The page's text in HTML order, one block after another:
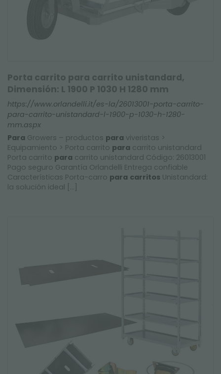
Porta carrito para carrito unistandard,
Dimensión: L 1900 P 1030 H 1280 mm
https://www.orlandelli.it/es-la/26013001-porta-carrito-
para-carrito-unistandard-l-1900-p-1030-h-1280-
mm.aspx
Para Growers – productos para viveristas >
Equipamiento > Porta carrito para carrito unistandard
Porta carrito para carrito unistandard Código: 26013001
Pago seguro Garantía Orlandelli Entrega confiable
Características Porta-carro para carritos Unistandard:
la solución ideal [...]